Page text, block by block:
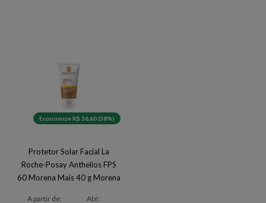
Economize R$ 36,60 (38%)
Protetor Solar Facial La
Roche-Posay Anthelios FPS
60 Morena Mais 40 g Morena
A partir de:
Até: